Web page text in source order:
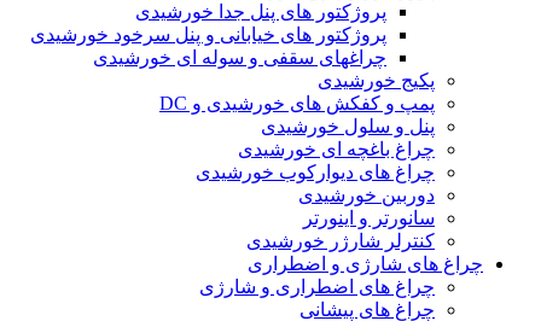
پروژکتور های پنل جدا خورشیدی
پروژکتور های خیابانی و پنل سرخود خورشیدی
چراغهای سقفی و سوله ای خورشیدی
پکیج خورشیدی
پمپ و کفکش های خورشیدی و DC
پنل و سلول خورشیدی
چراغ باغچه ای خورشیدی
چراغ های دیوارکوب خورشیدی
دوربین خورشیدی
سانورتر و اینورتر
کنترلر شارژر خورشیدی
چراغ های شارژی و اضطراری
چراغ های اضطراری و شارژی
چراغ های پیشانی